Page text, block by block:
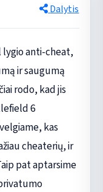
Dalytis
lygio anti-cheat,
ir saugumą
rodo, kad jis
6
kas
cheaterių, ir
pat aptarsime